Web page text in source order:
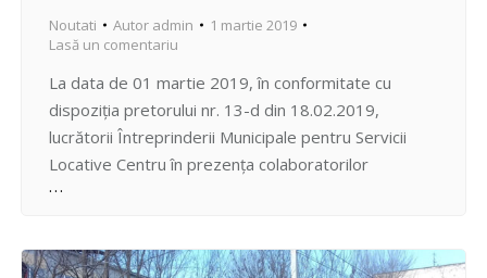
Noutati Autor admin
1 martie 2019
Lasă un comentariu
La data de 01 martie 2019, în conformitate cu
dispoziția pretorului nr. 13-d din 18.02.2019,
lucrătorii Întreprinderii Municipale pentru Servicii
Locative Centru în prezența colaboratorilor
Serviciului Arhitectură și Construcții al Preturii
Centru, au executat lucrările de demontare forțată a
pilonilor îngrădiți cu lanțuri din strada Grenoble nr